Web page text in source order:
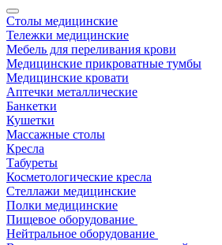
Столы медицинские
Тележки медицинские
Мебель для переливания крови
Медицинские прикроватные тумбы
Медицинские кровати
Аптечки металлические
Банкетки
Кушетки
Массажные столы
Кресла
Табуреты
Косметологические кресла
Стеллажи медицинские
Полки медицинские
Пищевое оборудование
Нейтральное оборудование